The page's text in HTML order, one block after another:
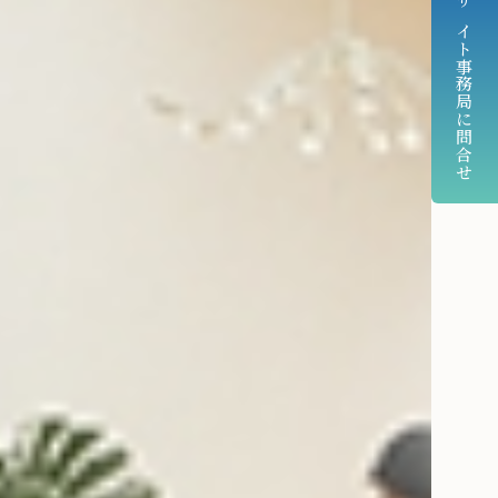
サイト事務局に問合せ